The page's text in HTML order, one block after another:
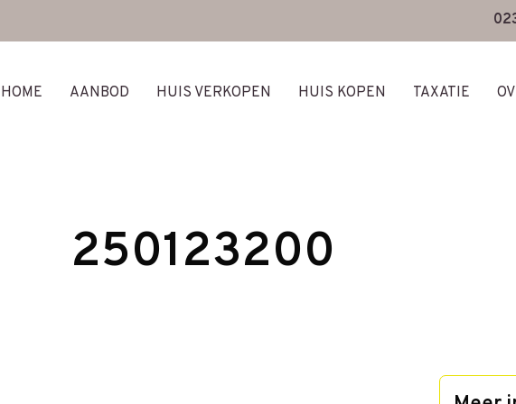
HOME AANBOD HUIS VERKOPEN HUIS KOPEN TAXATIE
250123200